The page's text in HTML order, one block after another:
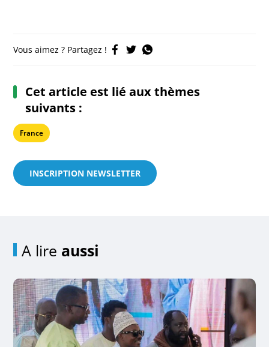
Vous aimez ? Partagez !
Cet article est lié aux thèmes
suivants :
France
INSCRIPTION NEWSLETTER
A lire aussi